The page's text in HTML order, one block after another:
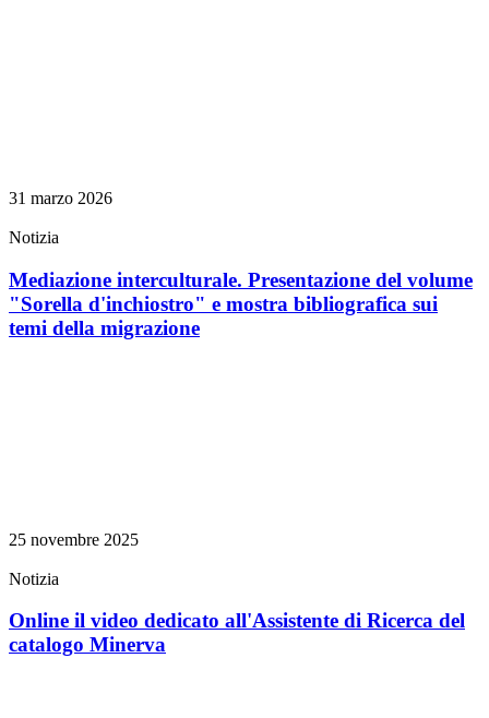
31 marzo 2026
Notizia
Mediazione interculturale. Presentazione del volume
"Sorella d'inchiostro" e mostra bibliografica sui
temi della migrazione
25 novembre 2025
Notizia
Online il video dedicato all'Assistente di Ricerca del
catalogo Minerva